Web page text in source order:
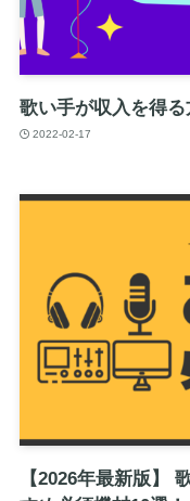
歌い手が収入を得る
2022-02-17
【2026年最新版】